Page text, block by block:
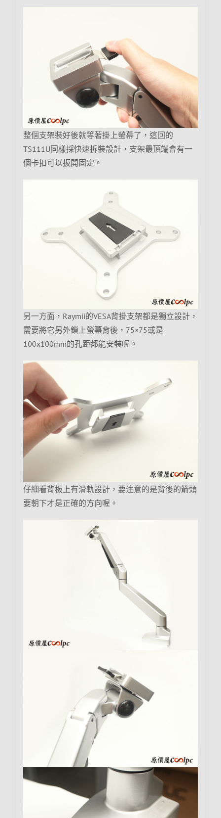
整個支架裝好後就等著掛上螢幕了，這回的
TS111U同樣採快速拆裝設計，支架最頂端會有一
個卡扣可以扳開固定。
另一方面，Raymii的VESA背掛支架都是獨立設計，
需要將它另外鎖上螢幕背後，75×75或是
100x100mm的孔距都能安裝喔。
仔細看背板上有滑軌設計，要注意的是背後的箭頭
要朝下才是正確的方向喔。